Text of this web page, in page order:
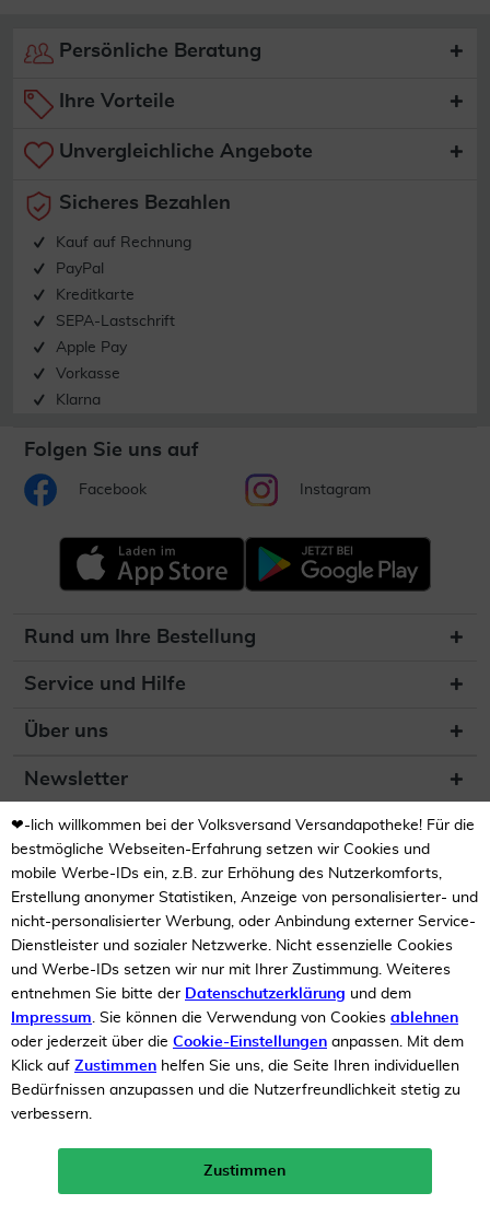
10%
Neukunden-Rabatt ab 49€!
mehr erfahren >
Persönliche Beratung
Ihre Vorteile
Unvergleichliche Angebote
Sicheres Bezahlen
Kauf auf Rechnung
PayPal
Kreditkarte
SEPA-Lastschrift
Apple Pay
Vorkasse
Klarna
Folgen Sie uns auf
Facebook Instagram
Rund um Ihre Bestellung
Service und Hilfe
Über uns
Newsletter
(DE) Zur Überprüfung der
Legalität dieser Website
hier klicken
Unsere Auszeichnungen
❤-lich willkommen bei der Volksversand Versandapotheke! Für die
bestmögliche Webseiten-Erfahrung setzen wir Cookies und
mobile Werbe-IDs ein, z.B. zur Erhöhung des Nutzerkomforts,
Erstellung anonymer Statistiken, Anzeige von personalisierter- und
nicht-personalisierter Werbung, oder Anbindung externer Service-
Dienstleister und sozialer Netzwerke. Nicht essenzielle Cookies
und Werbe-IDs setzen wir nur mit Ihrer Zustimmung. Weiteres
entnehmen Sie bitte der Datenschutzerklärung und dem
Impressum. Sie können die Verwendung von Cookies ablehnen
oder jederzeit über die Cookie-Einstellungen anpassen. Mit dem
Klick auf Zustimmen helfen Sie uns, die Seite Ihren individuellen
Bedürfnissen anzupassen und die Nutzerfreundlichkeit stetig zu
verbessern.
Zustimmen